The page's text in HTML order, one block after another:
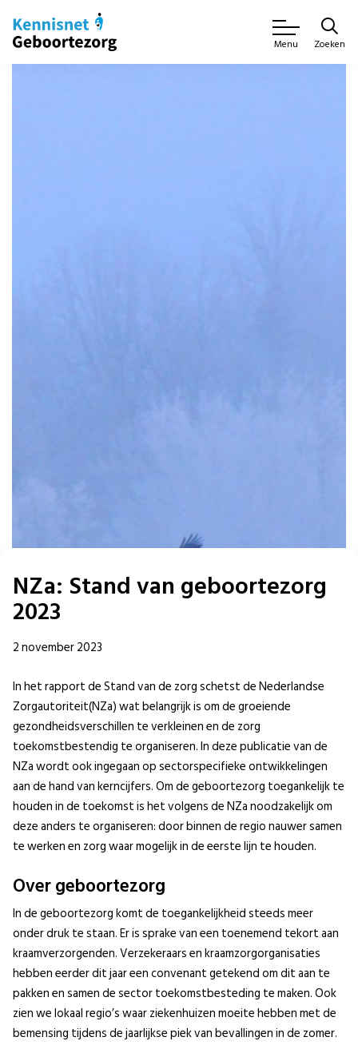
Menu Zoeken
NZa: Stand van geboortezorg
2023
2 november 2023
In het rapport de Stand van de zorg schetst de Nederlandse
Zorgautoriteit(NZa) wat belangrijk is om de groeiende
gezondheidsverschillen te verkleinen en de zorg
toekomstbestendig te organiseren. In deze publicatie van de
NZa wordt ook ingegaan op sectorspecifieke ontwikkelingen
aan de hand van kerncijfers. Om de geboortezorg toegankelijk te
houden in de toekomst is het volgens de NZa noodzakelijk om
deze anders te organiseren: door binnen de regio nauwer samen
te werken en zorg waar mogelijk in de eerste lijn te houden.
Over geboortezorg
In de geboortezorg komt de toegankelijkheid steeds meer
onder druk te staan. Er is sprake van een toenemend tekort aan
kraamverzorgenden. Verzekeraars en kraamzorgorganisaties
hebben eerder dit jaar een convenant getekend om dit aan te
pakken en samen de sector toekomstbesteding te maken. Ook
zien we lokaal regio’s waar ziekenhuizen moeite hebben met de
bemensing tijdens de jaarlijkse piek van bevallingen in de zomer.